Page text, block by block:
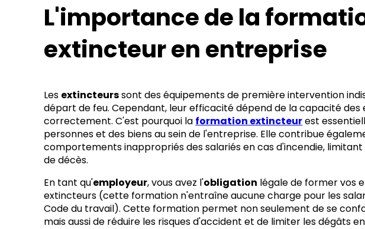
L'importance de la
extincteur en entreprise
Les extincteurssont des équipements de première intervention
départ de feu. Cependant, leur efficacité dépend de la capacité des
correctement. C'est pourquoi la formation extincteurest
personnes et des biens au sein de l'entreprise. Elle contribue
comportements inappropriés des salariés en cas d'incendie, limitant
de décès.
En tant qu'employeur, vous avez l'obligation légale de former vos
extincteurs (cette formation n'entraîne aucune charge pour les
Code du travail). Cette formation permet non seulement de se
mais aussi de réduire les risques d'accident et de limiter les dégâts